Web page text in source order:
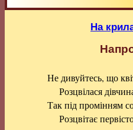
На
Не дивуйтесь, що
Розцвілася
Так під промінням
Розцвітає